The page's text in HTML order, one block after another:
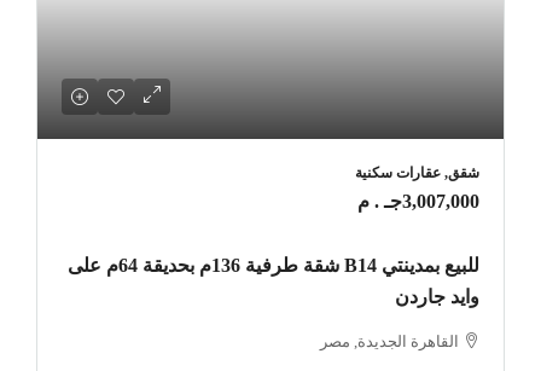
شقق, عقارات سكنية
3,007,000جـ . م
للبيع بمدينتي B14 شقة طرفية 136م بحديقة 64م على
وايد جاردن
القاهرة الجديدة, مصر